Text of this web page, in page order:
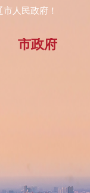
人民政府！
市政府